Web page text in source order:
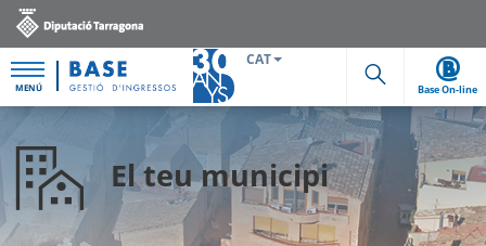
MENÚ
CAT
Cerca
Base On-line
El teu municipi